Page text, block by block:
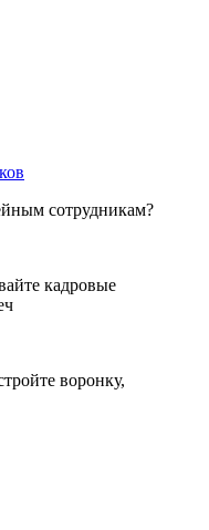
сотрудникам?
кадровые
воронку,